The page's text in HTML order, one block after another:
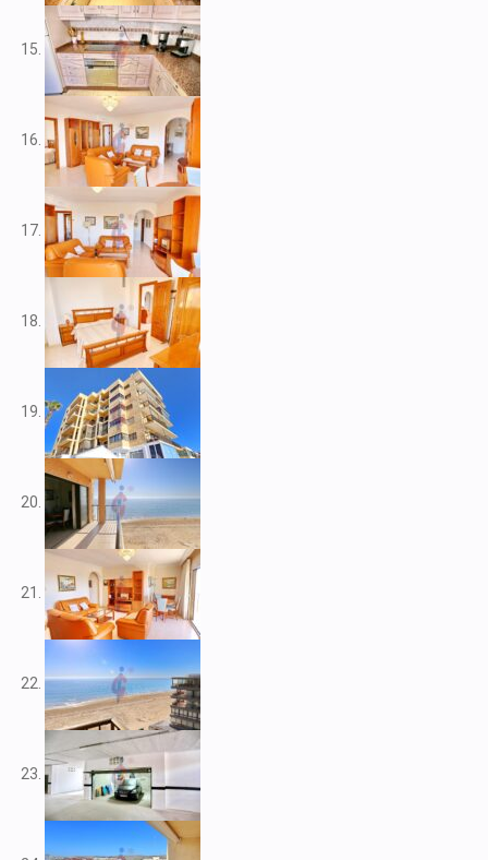
V2226
V2228
V2230
V2232
V2235
V2239
V2240
V2241
V2243
V2246
V2248
V2253
V2255
V2256
V2257
V2258
V2262
V2265
V2267
V2268
V2269
V2272
V2273
V2276
V2284
V2291
V2301
V2303
V2304
V2308
V2309
V2314
V2316
V2317
V2322
V2325
V2333
V2334
V2345